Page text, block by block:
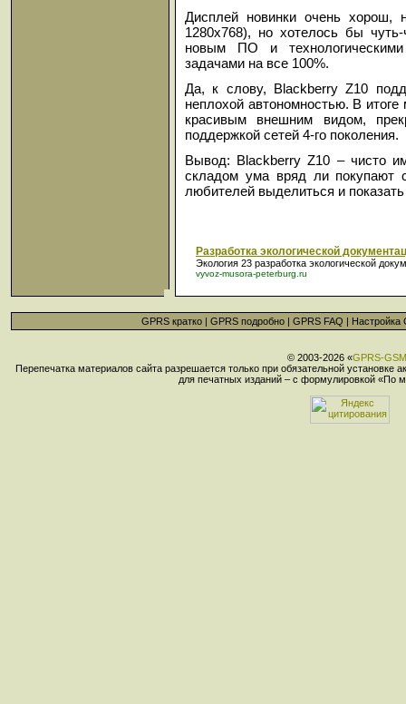
Дисплей новинки очень
1280x768), но хотелось бы
новым ПО и
задачами на все 100%.
Да, к слову, Blackberry Z10
неплохой автономностью. В
красивым внешним видом,
поддержкой сетей 4-го поколения.
Вывод: Blackberry Z10 – чисто
складом ума вряд ли покупают
любителей выделиться и
Разработка экологической
Экология 23 разработка экологической
vyvoz-musora-peterburg.ru
GPRS кратко| GPRS подробно| GPRS FAQ | Настройка
© 2003-2026 «GPRS-GSM
Перепечатка материалов сайта разрешается только при обязательной
для печатных изданий – с формулировкой «По